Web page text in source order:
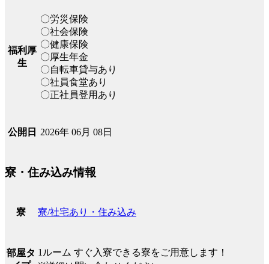
福利厚
生
〇労災保険
〇社会保険
〇健康保険
〇厚生年金
〇自転車貸与あり
〇社員食堂あり
〇正社員登用あり
公開日 2026年 06月 08日
寮・住み込み情報
寮 寮/社宅あり・住み込み
部屋タ 1ルーム すぐ入寮できる寮をご用意します！